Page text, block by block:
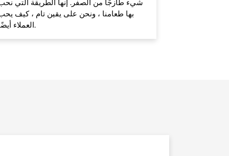
شيء طازجًا من الصفر. إنها الطريقة التي
بها طعامنا ، ونحن على يقين تام ، كيف
العملاء أيضًا.